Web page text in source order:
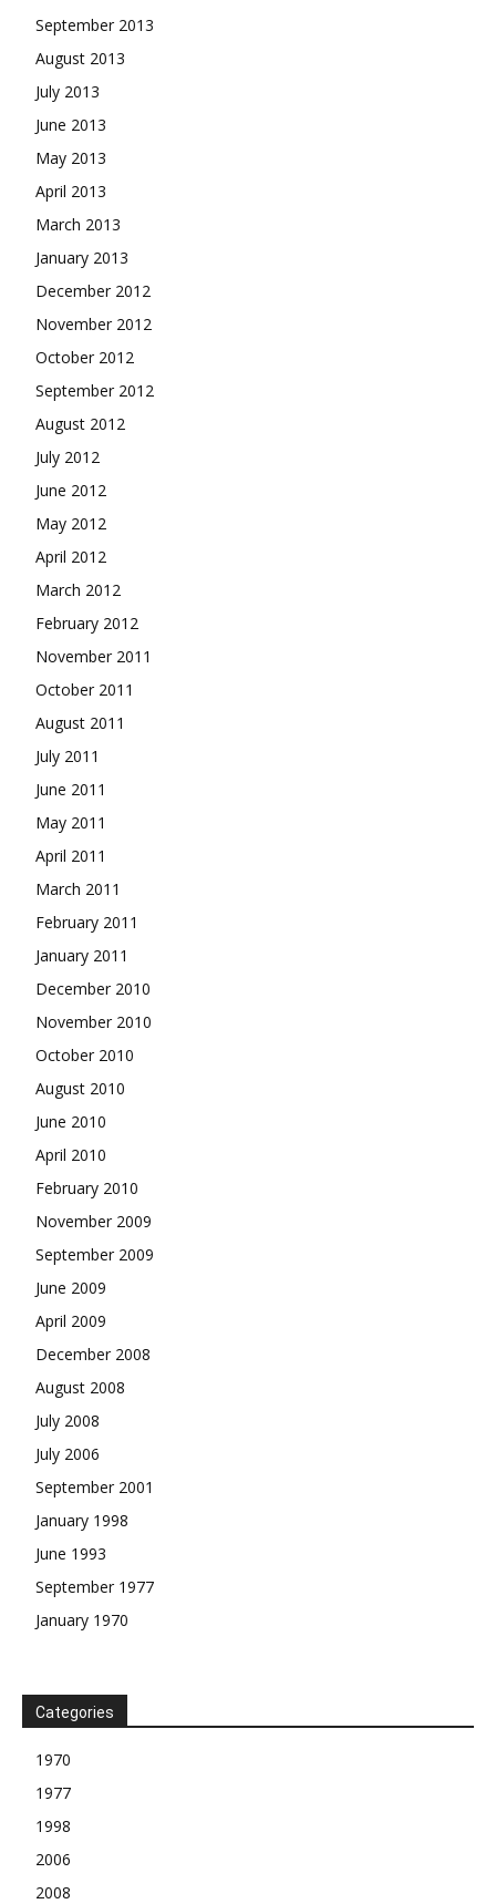
September 2013
August 2013
July 2013
June 2013
May 2013
April 2013
March 2013
January 2013
December 2012
November 2012
October 2012
September 2012
August 2012
July 2012
June 2012
May 2012
April 2012
March 2012
February 2012
November 2011
October 2011
August 2011
July 2011
June 2011
May 2011
April 2011
March 2011
February 2011
January 2011
December 2010
November 2010
October 2010
August 2010
June 2010
April 2010
February 2010
November 2009
September 2009
June 2009
April 2009
December 2008
August 2008
July 2008
July 2006
September 2001
January 1998
June 1993
September 1977
January 1970
Categories
1970
1977
1998
2006
2008